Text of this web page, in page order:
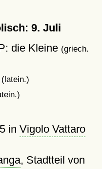
9. Juli
die Kleine (griech.
(latein.)
in Vigolo Vattaro
, Stadtteil von